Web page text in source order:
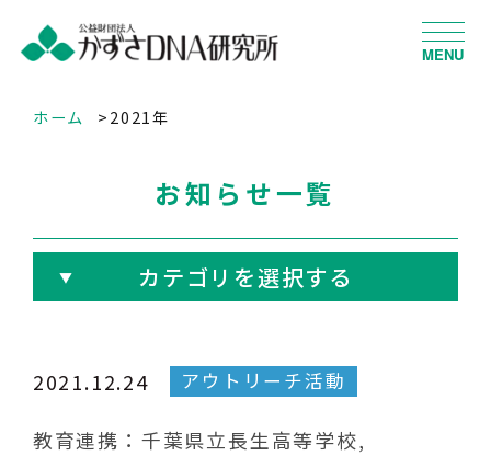
MENU
ホーム 2021年
お知らせ一覧
カテゴリを選択する
2021.12.24 アウトリーチ活動
教育連携：千葉県立長生高等学校,